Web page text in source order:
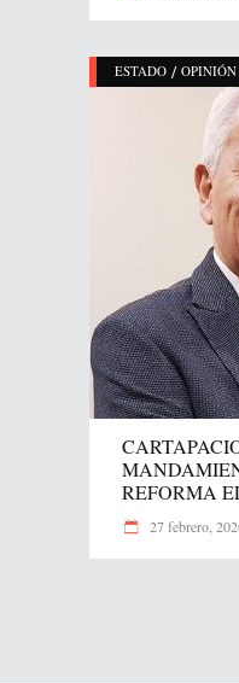
ESTADO / OPINIÓN
REFORMA
27 febrero,